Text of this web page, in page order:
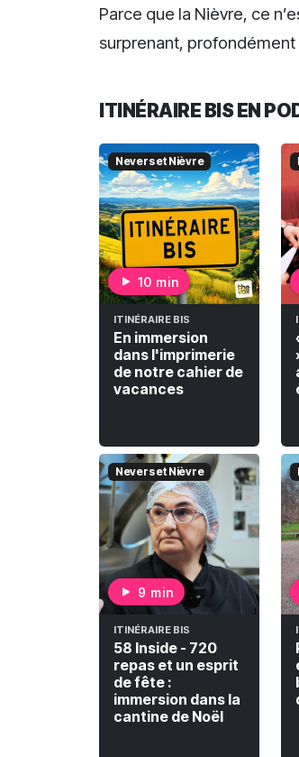
Parce que la Nièvre, ce
surprenant, profondément
ITINÉRAIRE BIS EN
Nevers et Nièvre
10 min
ITINÉRAIRE BIS
En immersion
dans l'imprimerie
de notre cahier de
vacances
Nevers et Nièvre
9 min
ITINÉRAIRE BIS
58 Inside - 720
repas et un esprit
de fête :
immersion dans la
cantine de Noël